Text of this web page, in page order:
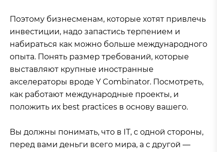
Поэтому бизнесменам, которые хотят привлечь
инвестиции, надо запастись терпением и
набираться как можно больше международного
опыта. Понять размер требований, которые
выставляют крупные иностранные
акселераторы вроде Y Combinator. Посмотреть,
как работают международные проекты, и
положить их best practices в основу вашего.
Вы должны понимать, что в IT, с одной стороны,
перед вами деньги всего мира, а с другой —